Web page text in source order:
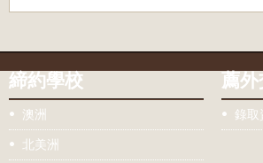
締約學校
澳洲
北美洲
薦
錄取